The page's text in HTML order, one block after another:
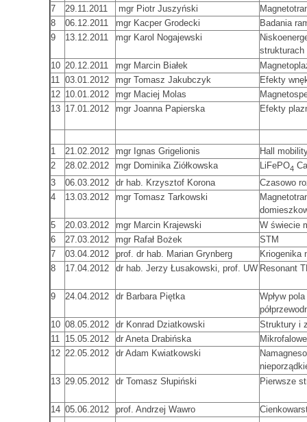
7
29.11.2011 mgr Piotr Juszyński
8
06.12.2011 mgr Kacper Grodecki
Badania
9
13.12.2011 mgr Karol Nogajewski
strukturach
10 20.12.2011 mgr Marcin Białek
11 03.01.2012 mgr Tomasz Jakubczyk
Efekty
12 10.01.2012 mgr Maciej Molas
13 17.01.2012 mgr Joanna Papierska Efekty
1 21.02.2012 mgr Ignas Grigelionis
Hall
2
28.02.2012 mgr Dominika Ziółkowska LiFePO4
3
06.03.2012 dr hab. Krzysztof Korona
Czasowo
4
13.03.2012 mgr Tomasz Tarkowski
5
20.03.2012 mgr Marcin Krajewski
W świecie
6
27.03.2012 mgr Rafał Bożek
STM
7
03.04.2012 prof. dr hab. Marian Grynberg
Kriogenika
8
17.04.2012 dr hab. Jerzy Łusakowski, prof. UW Resonant
9 24.04.2012 dr Barbara Piętka
Wpływ
10 08.05.2012 dr Konrad Dziatkowski
Struktury i
11 15.05.2012 dr Aneta Drabińska
12 22.05.2012 dr Adam Kwiatkowski
13 29.05.2012 dr Tomasz Słupiński Pierwsze
14 05.06.2012 prof. Andrzej Wawro